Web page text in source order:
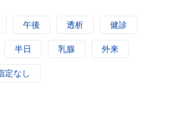
午後 透析 健診
半日 乳腺 外来
定なし